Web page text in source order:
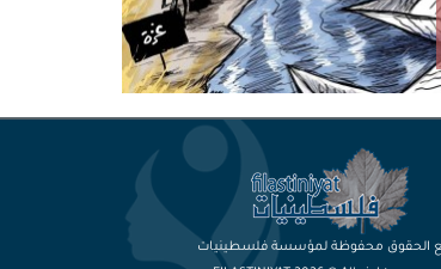
الحقوق محفوظة لمؤسسة فلسطينيات